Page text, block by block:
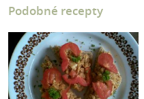
Podobné recepty